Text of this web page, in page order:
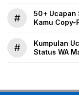
#
50+ Ucapan
Kamu Copy-
#
Kumpulan
Status WA